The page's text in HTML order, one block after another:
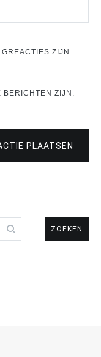
ZIJN.
ZIJN.
PLAATSEN